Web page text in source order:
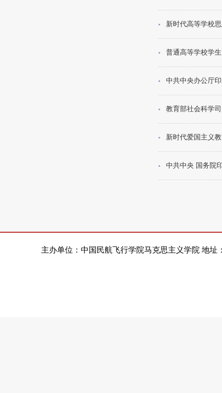
新时代高等学校
普通高等学校学
中共中央办公厅
教育部社会科学
新时代爱国主义
中共中央 国务院
主办单位：中国民航飞行学院马克思主义学院 地址